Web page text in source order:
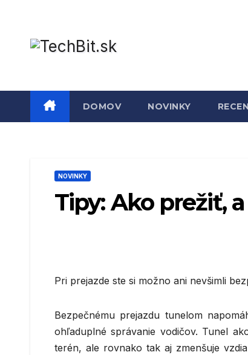
DOMOV NOVINKY
NOVINKY
Tipy: Ako prežiť,
Pri prejazde ste si možno ani nevšimli
Bezpečnému prejazdu tunelom
ohľaduplné správanie vodičov. Tunel
terén, ale rovnako tak aj zmenšuje